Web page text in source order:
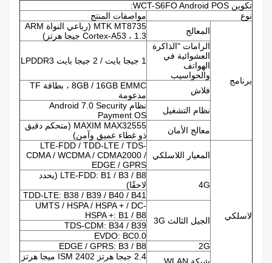
تكوين WCT-S6FO Android POS:
نوع
مواصفات المنتج
برنامج
المعالج
MTK MT8735 (رباعي النواة ARM
Cortex-A53 ، 1.3 جيجا هرتز)
الرامات "الذاكرة
العشوائية في
الهواتف
والحواسيب
1 جيجا بايت / 2 جيجا بايت LPDDR3
فلاش
8GB / 16GB EMMC ، بطاقة TF
مدعومة
نظام التشغيل
نظام Android 7.0 Security
Payment OS
معالج الأمان
MAXIM MAX32555 (متحكم دقيق
ذو غطاء عميق وآمن)
لاسلكي
المعيار اللاسلكي
LTE-FDD / TDD-LTE / TDS-
CDMA / WCDMA / CDMA2000 /
EDGE / GPRS
4G
LTE-FDD: B1 / B3 / B8 (يحدد
لاحقًا)
TDD-LTE: B38 / B39 / B40 / B41
الجيل الثالث 3G
UMTS / HSPA / HSPA + / DC-
HSPA +: B1 / B8
TDS-CDM: B34 / B39
EVDO: BC0.0
2G
EDGE / GPRS: B3 / B8
2.4 جيجا هرتز ISM 2402 ميجا هرتز